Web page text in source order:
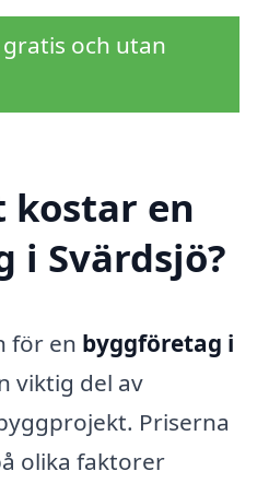
och utan
kostar en
i Svärdsjö?
för en byggföretag i
viktig del av
Priserna
olika faktorer